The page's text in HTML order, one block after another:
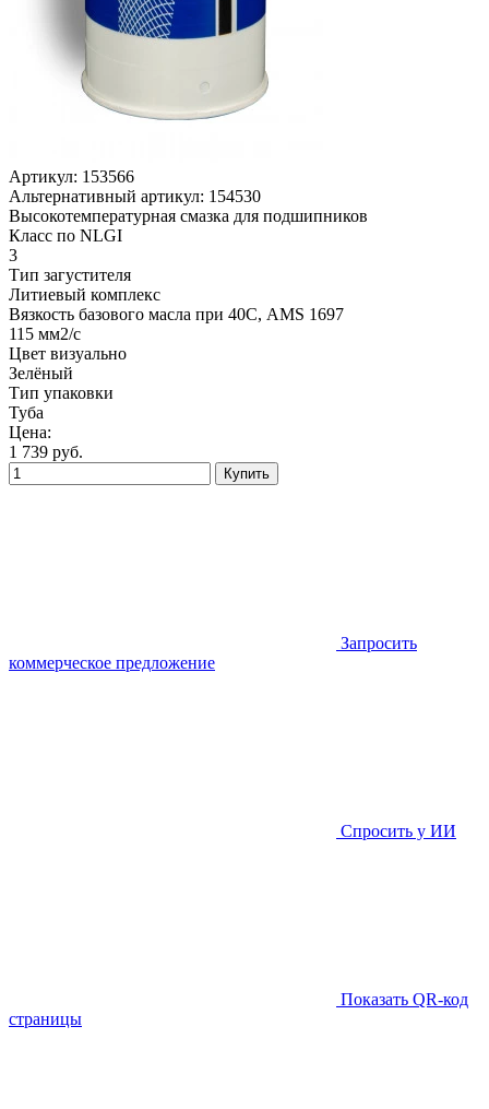
Артикул: 153566
Альтернативный артикул: 154530
Высокотемпературная смазка для подшипников
Класс по NLGI
3
Тип загустителя
Литиевый комплекс
Вязкость базового масла при 40С, AMS 1697
115 мм2/с
Цвет визуально
Зелёный
Тип упаковки
Туба
Цена:
1 739 руб.
Купить
Запросить
коммерческое предложение
Спросить у ИИ
Показать QR-код
страницы